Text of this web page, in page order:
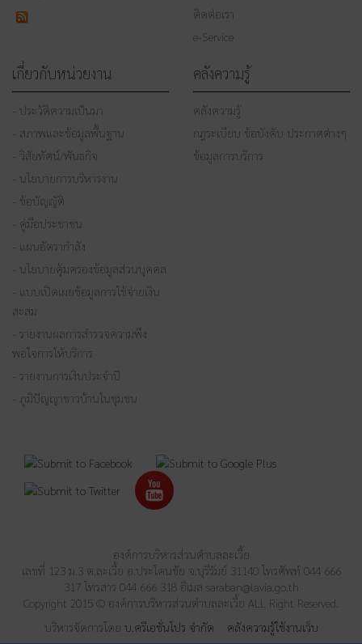
ติดต่อเรา
e-Service
เกี่ยวกับหน่วยงาน
- ประวัติความเป็นมา
- สภาพและข้อมูลพื้นฐาน
- วิสัยทัศน์/พันธกิจ
- นโยบายการบริหารงาน
- ข้อบัญญัติ
- คู่มือประชาชน
- แผนอัตรากำลัง
- นโยบายคุ้มครองข้อมูลส่วนบุคคล
- แบบเปิดเผยข้อมูลการใช้จ่ายเงิน
สะสม
- รายงานผลการสำรวจความพึง
พอใจการให้บริการ
- รายงานการเงินประจำปี
- ภูมิปัญญาชาวบ้านในชุมชน
คลังความรู้
คลังความรู้
กฎระเบียบ ข้อบังคับ ประกาศต่างๆ
ข้อมูลการบริการ
องค์การบริหารส่วนตำบลละเวี้ย
เลขที่ 123 ม.3 ต.ละเวี้ย อ.ประโคนชัย จ.บุรีรัมย์ 31140 โทรศัพท์ 044 666
317 โทรสาร 044 666 318 อีเมล saraban@lavia.go.th
Copyright 2015 © องค์การบริหารส่วนตำบลละเวี้ย ALL Right Reserved.
บริหารจัดการโดย บ.ครีเอชั่นโปร จำกัด คลังความรู้ใช้งานเว็บ